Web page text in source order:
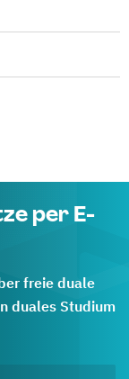
per E-
freie duale
duales Studium